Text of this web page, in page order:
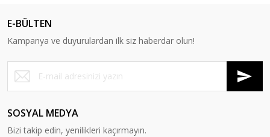
E-BÜLTEN
Kampanya ve duyurulardan ilk siz haberdar olun!
SOSYAL MEDYA
Bizi takip edin, yenilikleri kaçırmayın.